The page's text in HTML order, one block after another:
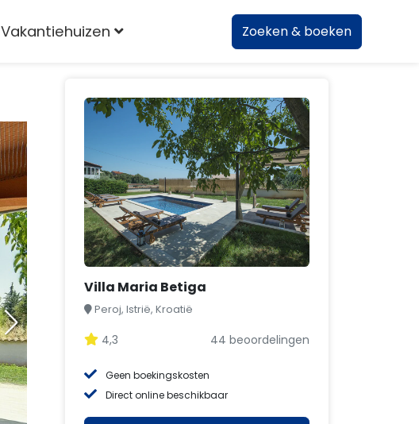
Villa Maria Betiga
Peroj, Istrië, Kroatië
4,3 44 beoordelingen
Geen boekingskosten
Direct online beschikbaar
Vakantiehuizen Zoeken & boeken